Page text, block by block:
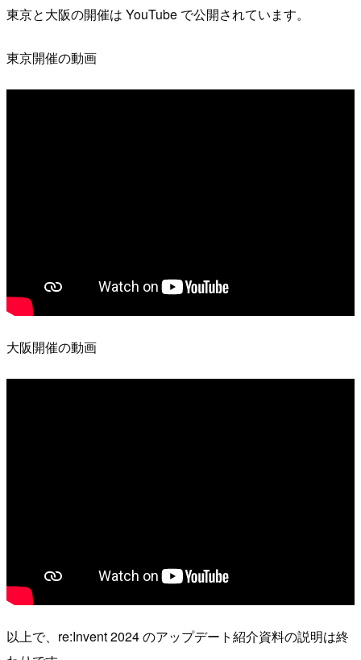
東京と大阪の開催は YouTube で公開されています。
東京開催の動画
大阪開催の動画
以上で、re:Invent 2024 のアップデート紹介資料の説明は終